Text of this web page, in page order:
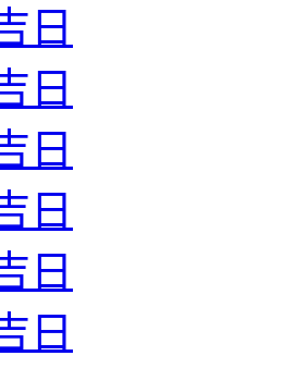
日
日
日
日
日
日